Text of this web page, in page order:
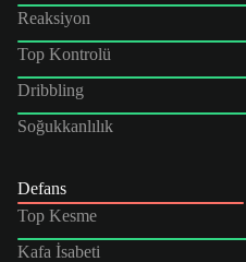
Reaksiyon
Top Kontrolü
Dribbling
Soğukkanlılık
Defans
Top Kesme
Kafa İsabeti